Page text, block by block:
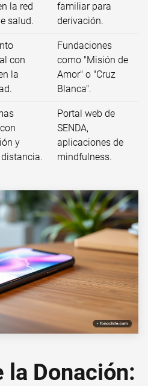
la red
salud.
familiar para
derivación.
con
la
Fundaciones
como "Misión de
Amor" o "Cruz
Blanca".
y
Portal web de
SENDA,
aplicaciones de
mindfulness.
la Donación: